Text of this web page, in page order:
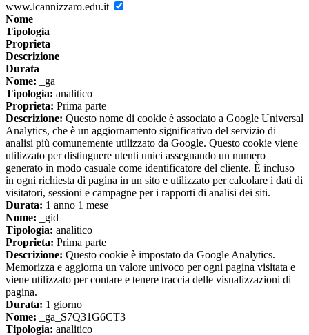
www.lcannizzaro.edu.it
Nome
Tipologia
Proprieta
Descrizione
Durata
Nome: _ga
Tipologia: analitico
Proprieta: Prima parte
Descrizione: Questo nome di cookie è associato a Google Universal
Analytics, che è un aggiornamento significativo del servizio di
analisi più comunemente utilizzato da Google. Questo cookie viene
utilizzato per distinguere utenti unici assegnando un numero
generato in modo casuale come identificatore del cliente. È incluso
in ogni richiesta di pagina in un sito e utilizzato per calcolare i dati di
visitatori, sessioni e campagne per i rapporti di analisi dei siti.
Durata: 1 anno 1 mese
Nome: _gid
Tipologia: analitico
Proprieta: Prima parte
Descrizione: Questo cookie è impostato da Google Analytics.
Memorizza e aggiorna un valore univoco per ogni pagina visitata e
viene utilizzato per contare e tenere traccia delle visualizzazioni di
pagina.
Durata: 1 giorno
Nome: _ga_S7Q31G6CT3
Tipologia: analitico